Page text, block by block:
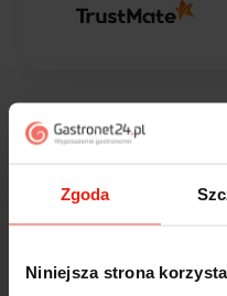
Zgoda
Niniejsza strona
Jak zbieramy opinie?